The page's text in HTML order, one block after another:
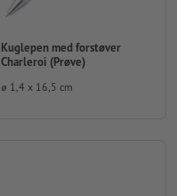
Kuglepen med forstøver
Charleroi (Prøve)
⌀ 1,4 x 16,5 cm